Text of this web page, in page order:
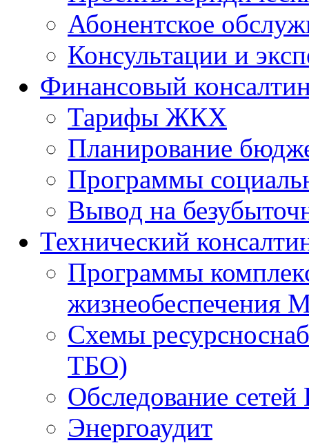
Абонентское
Консультации и
Финансовый
Тарифы ЖКХ
Планирование
Программы
Вывод на
Технический
Программы
жизнеобеспечения
Схемы
ТБО)
Обследование
Энергоаудит